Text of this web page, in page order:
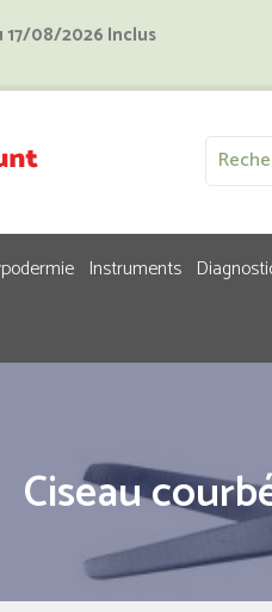
17/08/2026 Inclus
Instruments
Ciseau